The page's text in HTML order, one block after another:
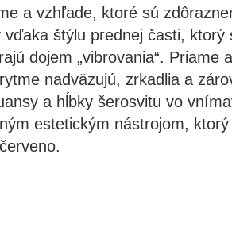
a vzhľade, ktoré sú
štýlu prednej časti, ktorý
dojem „vibrovania“. Priame a
nadväzujú, zrkadlia a
a hĺbky šerosvitu vo
estetickým nástrojom, ktorý